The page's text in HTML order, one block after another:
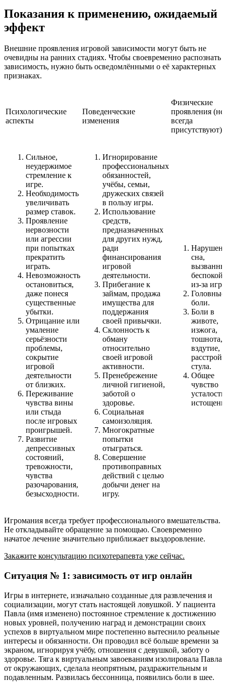
Показания к применению, ожидаемый
эффект
Внешние проявления игровой зависимости могут быть не
очевидны на ранних стадиях. Чтобы своевременно распознать
зависимость, нужно быть осведомлёнными о её характерных
признаках.
Психологические
аспекты
Поведенческие
изменения
Физические
проявления (не
всегда
присутствуют)
Сильное,
неудержимое
стремление к
игре.
Необходимость
увеличивать
размер ставок.
Проявление
нервозности
или агрессии
при попытках
прекратить
играть.
Невозможность
остановиться,
даже понеся
существенные
убытки.
Отрицание или
умаление
серьёзности
проблемы,
сокрытие
игровой
деятельности
от близких.
Переживание
чувства вины
или стыда
после игровых
проигрышей.
Развитие
депрессивных
состояний,
тревожности,
чувства
разочарования,
безысходности.
Игнорирование
профессиональных
обязанностей,
учёбы, семьи,
дружеских связей
в пользу игры.
Использование
средств,
предназначенных
для других нужд,
ради
финансирования
игровой
деятельности.
Прибегание к
займам, продажа
имущества для
поддержания
своей привычки.
Склонность к
обману
относительно
своей игровой
активности.
Пренебрежение
личной гигиеной,
заботой о
здоровье.
Социальная
самоизоляция.
Многократные
попытки
отыграться.
Совершение
противоправных
действий с целью
добычи денег на
игру.
сна,
из-за
Головные
боли.
Боли в
животе,
изжога,
тошнота,
вздутие,
стула.
Общее
чувство
Игромания всегда требует профессионального вмешательства.
Не откладывайте обращение за помощью. Своевременно
начатое лечение значительно приближает выздоровление.
Закажите консультацию психотерапевта уже сейчас.
Ситуация № 1: зависимость от игр онлайн
Игры в интернете, изначально созданные для развлечения и
социализации, могут стать настоящей ловушкой. У пациента
Павла (имя изменено) постоянное стремление к достижению
новых уровней, получению наград и демонстрации своих
успехов в виртуальном мире постепенно вытеснило реальные
интересы и обязанности. Он проводил всё больше времени за
экраном, игнорируя учёбу, отношения с девушкой, заботу о
здоровье. Тяга к виртуальным завоеваниям изолировала Павла
от окружающих, сделала неопрятным, раздражительным и
подавленным. Развилась бессонница, появились боли в шее.